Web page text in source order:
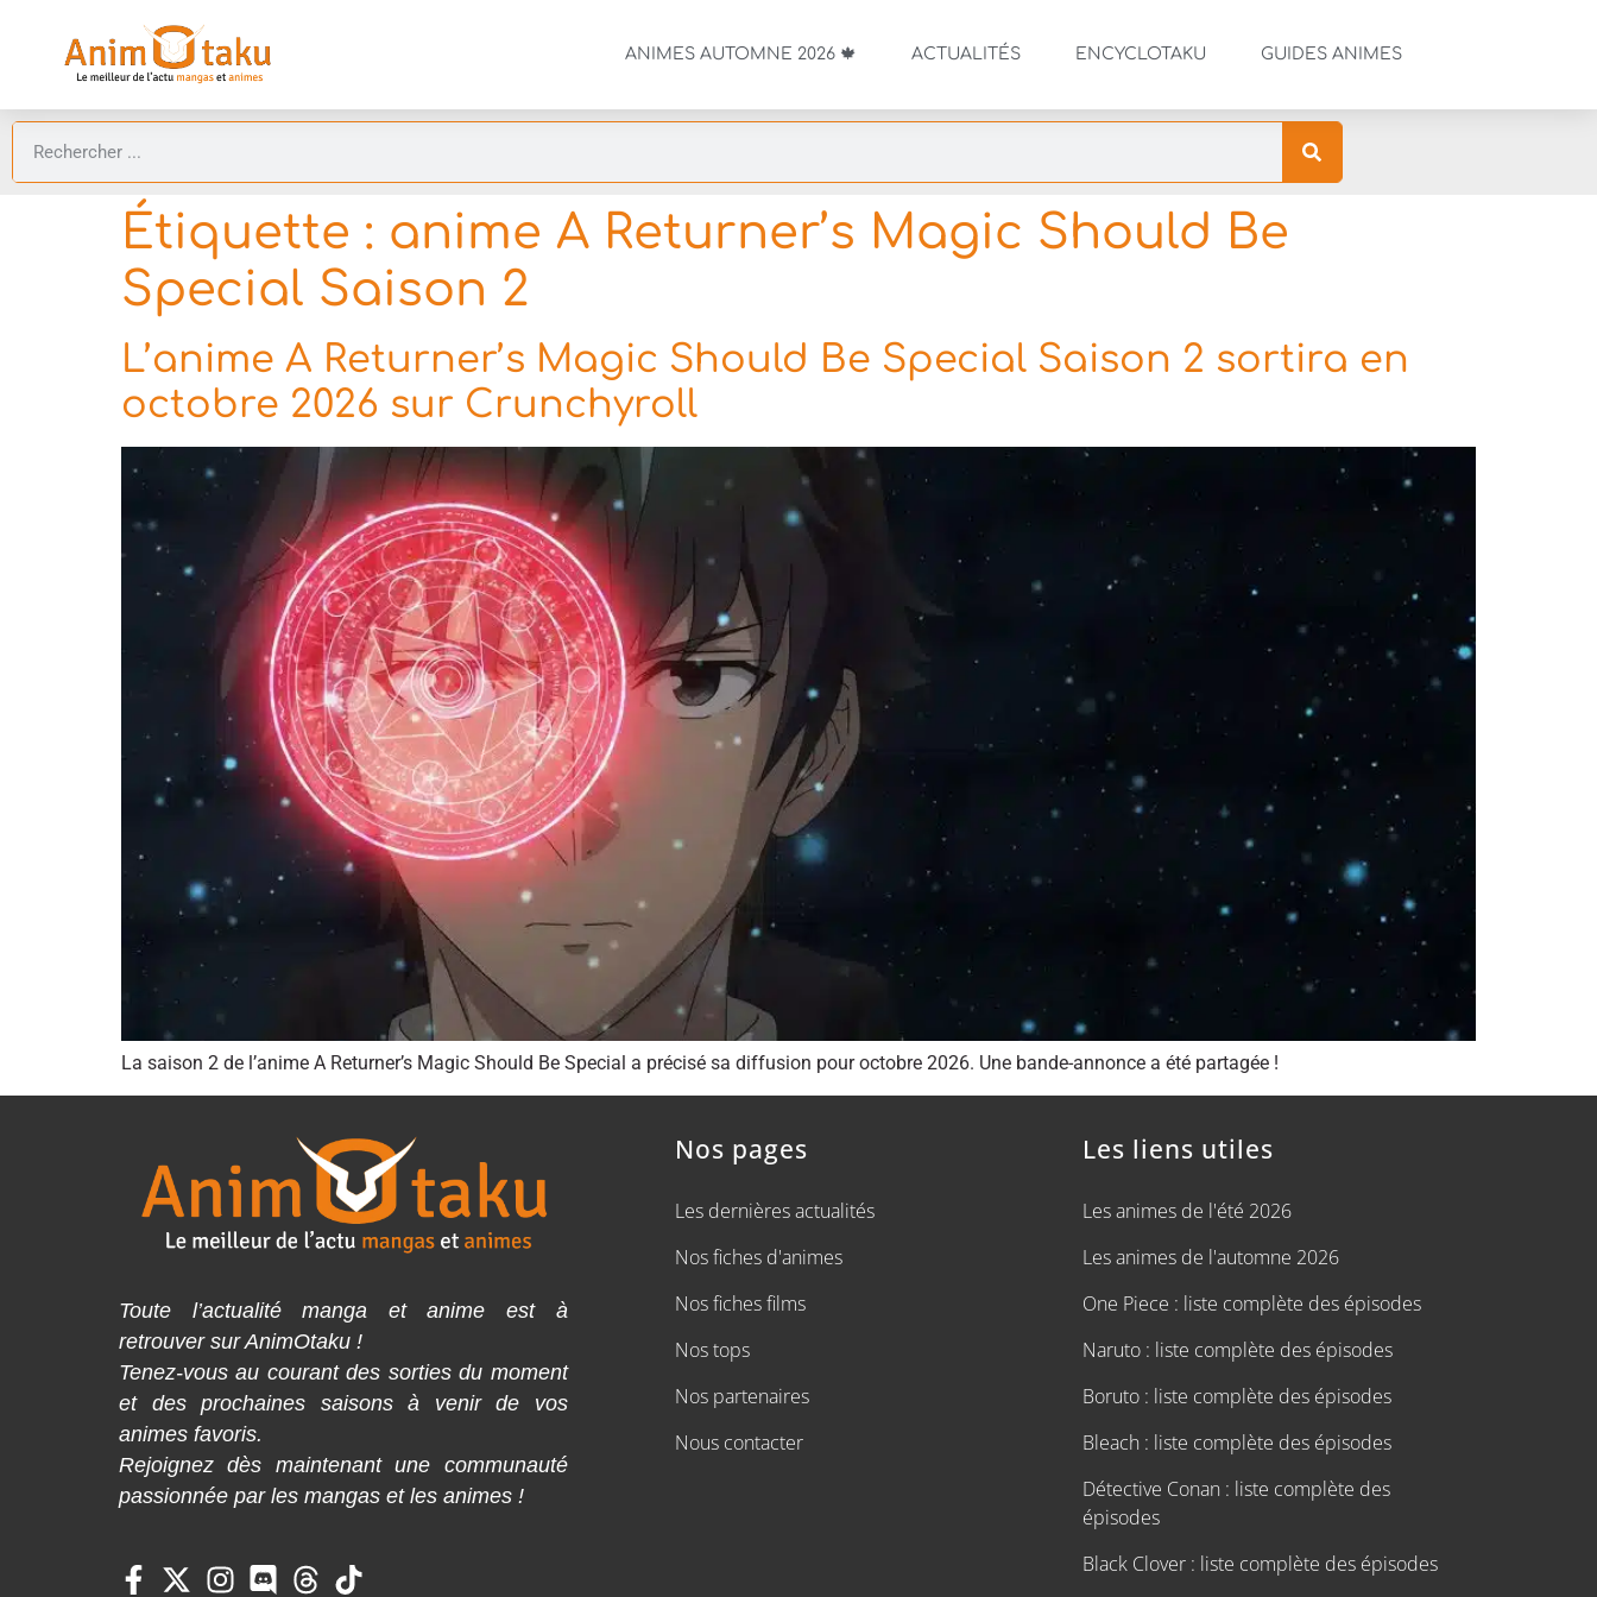
ANIMES AUTOMNE 2026 🍁 ACTUALITÉS ENCYCLOTAKU GUIDES ANIMES
Étiquette : anime A Returner’s Magic Should Be
Special Saison 2
L’anime A Returner’s Magic Should Be Special Saison 2 sortira en
octobre 2026 sur Crunchyroll
La saison 2 de l’anime A Returner’s Magic Should Be Special a précisé sa diffusion pour octobre 2026. Une bande-annonce a été partagée !
Toute l’actualité manga et anime est à
retrouver sur AnimOtaku !
Tenez-vous au courant des sorties du moment
et des prochaines saisons à venir de vos
animes favoris.
Rejoignez dès maintenant une communauté
passionnée par les mangas et les animes !
Nos pages
Les dernières actualités
Nos fiches d'animes
Nos fiches films
Nos tops
Nos partenaires
Nous contacter
Les liens utiles
Les animes de l'été 2026
Les animes de l'automne 2026
One Piece : liste complète des épisodes
Naruto : liste complète des épisodes
Boruto : liste complète des épisodes
Bleach : liste complète des épisodes
Détective Conan : liste complète des
épisodes
Black Clover : liste complète des épisodes